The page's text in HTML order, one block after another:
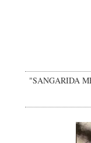
"SANGARIDA